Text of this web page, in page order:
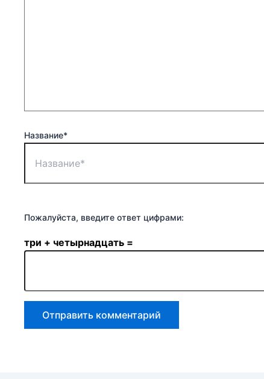
Название*
Пожалуйста, введите ответ цифрами:
три + четырнадцать =